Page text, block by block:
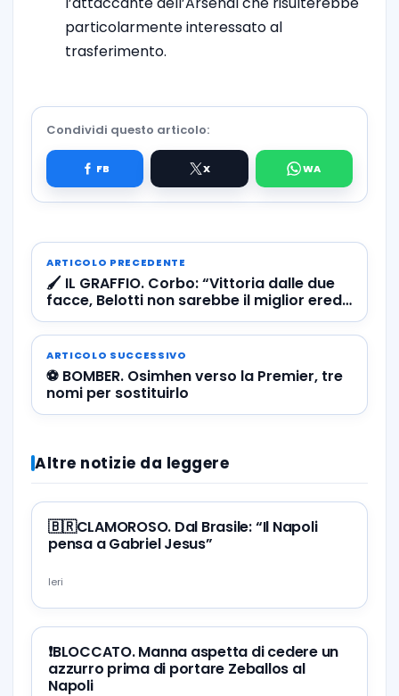
particolarmente interessato al
trasferimento.
Condividi questo articolo:
ARTICOLO PRECEDENTE
🖌 IL GRAFFIO. Corbo: “Vittoria dalle due
facce, Belotti non sarebbe il miglior erede
di Osimhen”
ARTICOLO SUCCESSIVO
⚽️ BOMBER. Osimhen verso la Premier, tre
nomi per sostituirlo
Altre notizie da leggere
🇧🇷CLAMOROSO. Dal Brasile: “Il Napoli
pensa a Gabriel Jesus”
Ieri
❗️BLOCCATO. Manna aspetta di cedere un
azzurro prima di portare Zeballos al
Napoli